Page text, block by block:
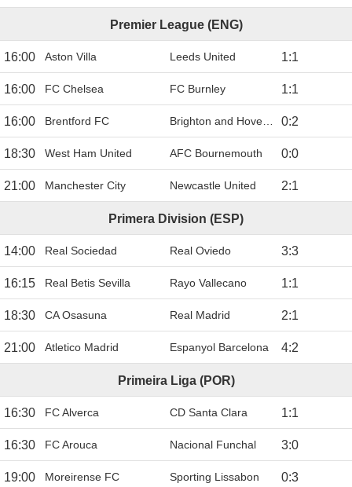
Premier League (ENG)
16:00 Aston Villa Leeds United 1:1
16:00 FC Chelsea FC Burnley 1:1
16:00 Brentford FC Brighton and Hove Albion 0:2
18:30 West Ham United AFC Bournemouth 0:0
21:00 Manchester City Newcastle United 2:1
Primera Division (ESP)
14:00 Real Sociedad Real Oviedo 3:3
16:15 Real Betis Sevilla Rayo Vallecano 1:1
18:30 CA Osasuna Real Madrid 2:1
21:00 Atletico Madrid Espanyol Barcelona 4:2
Primeira Liga (POR)
16:30 FC Alverca CD Santa Clara 1:1
16:30 FC Arouca Nacional Funchal 3:0
19:00 Moreirense FC Sporting Lissabon 0:3